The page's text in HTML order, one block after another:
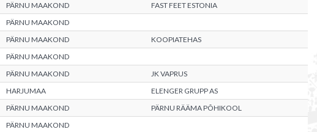
PÄRNU MAAKOND
FAST FEET ESTONIA
PÄRNU MAAKOND
PÄRNU MAAKOND
KOOPIATEHAS
PÄRNU MAAKOND
PÄRNU MAAKOND
JK VAPRUS
HARJUMAA
ELENGER GRUPP AS
PÄRNU MAAKOND
PÄRNU RÄÄMA PÕHIKOOL
PÄRNU MAAKOND